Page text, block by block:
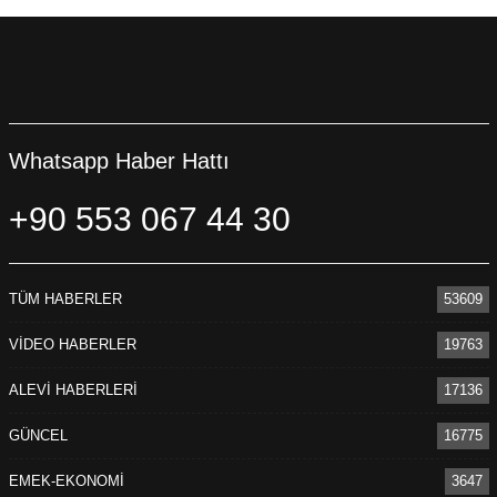
Whatsapp Haber Hattı
+90 553 067 44 30
TÜM HABERLER 53609
VİDEO HABERLER 19763
ALEVİ HABERLERİ 17136
GÜNCEL 16775
EMEK-EKONOMİ 3647